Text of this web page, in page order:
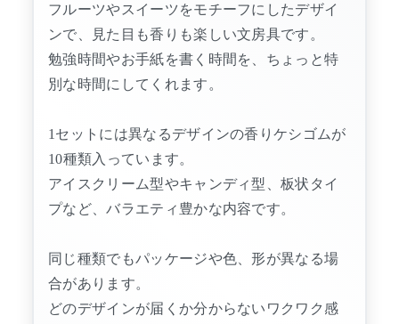
フルーツやスイーツをモチーフにしたデザイ
ンで、見た目も香りも楽しい文房具です。
勉強時間やお手紙を書く時間を、ちょっと特
別な時間にしてくれます。
1セットには異なるデザインの香りケシゴムが
10種類入っています。
アイスクリーム型やキャンディ型、板状タイ
プなど、バラエティ豊かな内容です。
同じ種類でもパッケージや色、形が異なる場
合があります。
どのデザインが届くか分からないワクワク感